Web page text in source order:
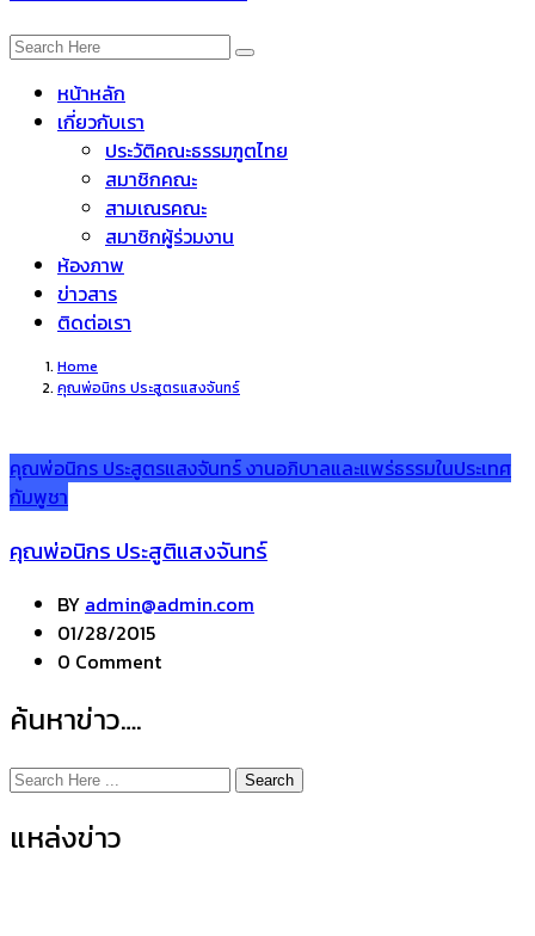
หน้าหลัก
เกี่ยวกับเรา
ประวัติคณะธรรมฑูตไทย
สมาชิกคณะ
สามเณรคณะ
สมาชิกผู้ร่วมงาน
ห้องภาพ
ข่าวสาร
ติดต่อเรา
Home
คุณพ่อนิกร ประสูตรแสงจันทร์
คุณพ่อนิกร ประสูตรแสงจันทร์งานอภิบาลและแพร่ธรรมในประเทศ
กัมพูชา
คุณพ่อนิกร ประสูติแสงจันทร์
BY admin@admin.com
01/28/2015
0 Comment
ค้นหาข่าว….
Search
แหล่งข่าว